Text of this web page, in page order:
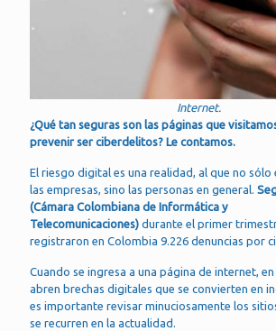
Internet.
¿Qué tan seguras son las páginas que
prevenir ser ciberdelitos? Le contamos.
El riesgo digital es una realidad, al que no sólo
las empresas, sino las personas en general.
(Cámara Colombiana de Informática y
Telecomunicaciones) durante el primer
registraron en Colombia 9.226 denuncias por
Cuando se ingresa a una página de internet, en
abren brechas digitales que se convierten en
es importante revisar minuciosamente los
se recurren en la actualidad.